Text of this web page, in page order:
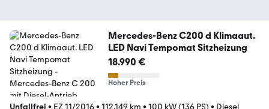
Mercedes-Benz C200 d Klimaaut.
LED Navi Tempomat Sitzheizung
18.990 €
Hoher Preis